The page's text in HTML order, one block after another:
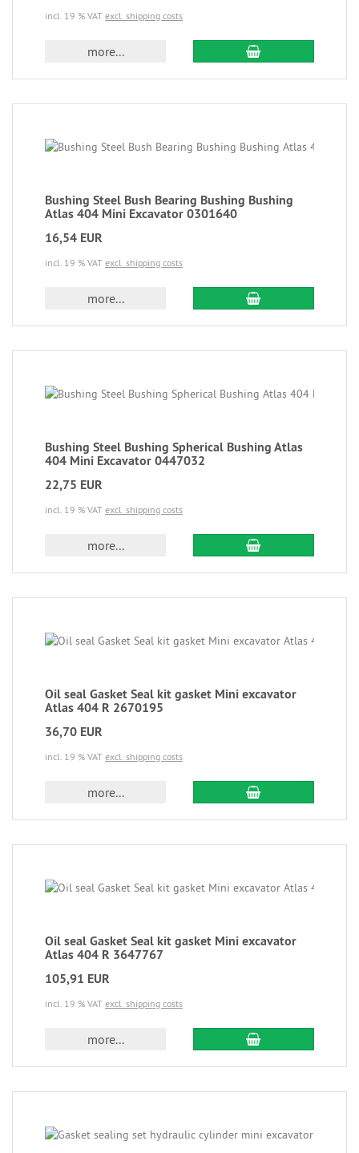
incl. 19 % VAT excl. shipping costs
more...
Bushing Steel Bush Bearing Bushing Bushing
Atlas 404 Mini Excavator 0301640
16,54 EUR
incl. 19 % VAT excl. shipping costs
more...
Bushing Steel Bushing Spherical Bushing Atlas
404 Mini Excavator 0447032
22,75 EUR
incl. 19 % VAT excl. shipping costs
more...
Oil seal Gasket Seal kit gasket Mini excavator
Atlas 404 R 2670195
36,70 EUR
incl. 19 % VAT excl. shipping costs
more...
Oil seal Gasket Seal kit gasket Mini excavator
Atlas 404 R 3647767
105,91 EUR
incl. 19 % VAT excl. shipping costs
more...